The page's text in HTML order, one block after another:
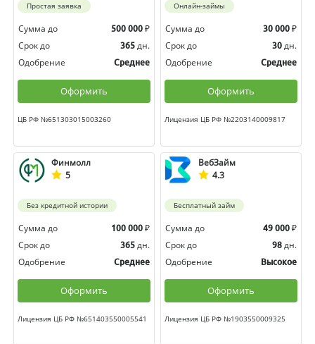
Простая заявка
Сумма до 500 000 ₽
Срок до
365 дн.
Одобрение
Среднее
Оформить
ЦБ РФ №651303015003260
Онлайн-займы
Сумма до 30 000 ₽
Срок до
30 дн.
Одобрение
Среднее
Оформить
Лицензия ЦБ РФ №2203140009817
Финмолл
5
Без кредитной истории
Сумма до 100 000 ₽
Срок до
365 дн.
Одобрение
Среднее
Оформить
Лицензия ЦБ РФ №651403550005541
ВебЗайм
4.3
Бесплатный займ
Сумма до 49 000 ₽
Срок до
98 дн.
Одобрение
Высокое
Оформить
Лицензия ЦБ РФ №1903550009325